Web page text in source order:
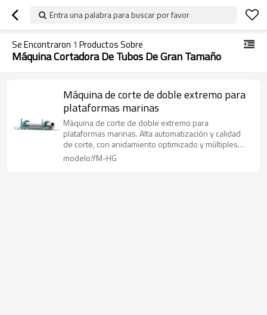
Entra una palabra para buscar por favor
Se Encontraron 1 Productos Sobre
Máquina Cortadora De Tubos De Gran Tamaño
Máquina de corte de doble extremo para
plataformas marinas
Máquina de corte de doble extremo para
plataformas marinas. Alta automatización y calidad
de corte, con anidamiento optimizado y múltiples
métodos de programación.
modelo:YM-HG